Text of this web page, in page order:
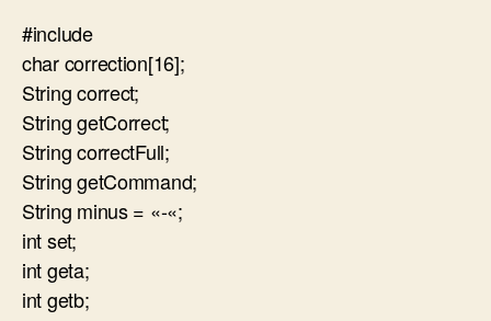
#include
char correction[16];
String correct;
String getCorrect;
String correctFull;
String getCommand;
String minus = «-«;
int set;
int geta;
int getb;